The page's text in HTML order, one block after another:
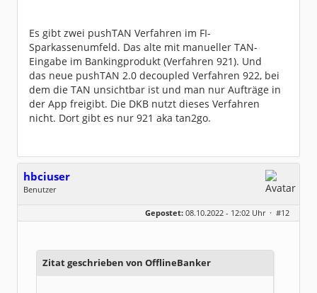
Es gibt zwei pushTAN Verfahren im FI-
Sparkassenumfeld. Das alte mit manueller TAN-
Eingabe im Bankingprodukt (Verfahren 921). Und
das neue pushTAN 2.0 decoupled Verfahren 922, bei
dem die TAN unsichtbar ist und man nur Aufträge in
der App freigibt. Die DKB nutzt dieses Verfahren
nicht. Dort gibt es nur 921 aka tan2go.
hbciuser
Benutzer
Dabei seit:
10 / 2017
Gepostet: 08.10.2022 - 12:02 Uhr · #12
Zitat geschrieben von OfflineBanker